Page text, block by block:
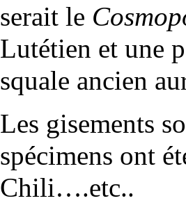
serait le
Lutétien et une
squale ancien
Les gisements
spécimens ont
Chili….etc..